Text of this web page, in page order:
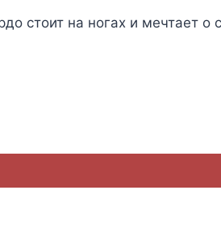
стоит на ногах и мечтает о